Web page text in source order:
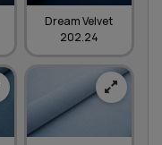
Dream Velvet
202.24